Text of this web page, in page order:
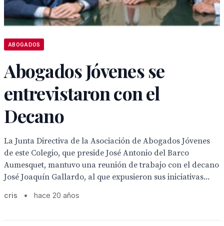
ABOGADOS
Abogados Jóvenes se
entrevistaron con el
Decano
La Junta Directiva de la Asociación de Abogados Jóvenes
de este Colegio, que preside José Antonio del Barco
Aumesquet, mantuvo una reunión de trabajo con el decano
José Joaquín Gallardo, al que expusieron sus iniciativas...
cris • hace 20 años